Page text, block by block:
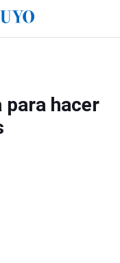
hacer